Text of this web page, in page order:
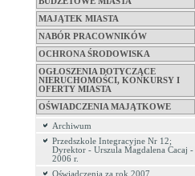
MAJĄTEK MIASTA
NABÓR PRACOWNIKÓW
OCHRONA ŚRODOWISKA
OGŁOSZENIA DOTYCZĄCE
NIERUCHOMOŚCI, KONKURSY I
OFERTY MIASTA
OŚWIADCZENIA MAJĄTKOWE
Archiwum
Przedszkole Integracyjne Nr 12;
Dyrektor - Urszula Magdalena Cacaj -
2006 r.
Oświadczenia za rok 2007